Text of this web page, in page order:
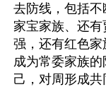
去防线，包括
家宝家族、还
强，还有红色
成为常委家族
己，对周形成共